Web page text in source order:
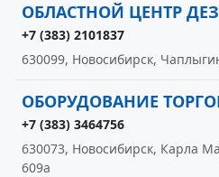
ОБЛАСТНОЙ ЦЕНТР
+7 (383) 2101837
630099, Новосибирск,
ОБОРУДОВАНИЕ
+7 (383) 3464756
630073, Новосибирск, Карла
609а